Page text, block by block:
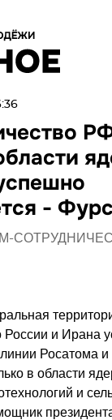
-
России и Ирана
Росатома и
в области
и